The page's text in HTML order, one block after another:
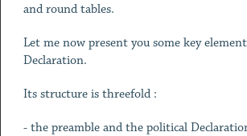
and round tables.
Let me now present you some key
Declaration.
Its structure is threefold :
- the preamble and the political